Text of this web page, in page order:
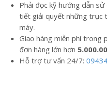
Phải đọc kỹ hướng dẫn
tiết giải quyết những trục
máy.
Giao hàng miễn phí trong
đơn hàng lớn hơn
Hỗ trợ tư vấn 24/7: